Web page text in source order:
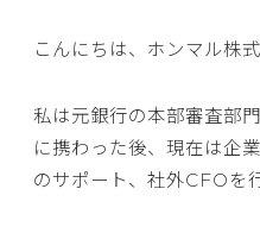
こんにちは、ホンマル株
私は元銀行の本部審査部
に携わった後、現在は企
のサポート、社外CFOを